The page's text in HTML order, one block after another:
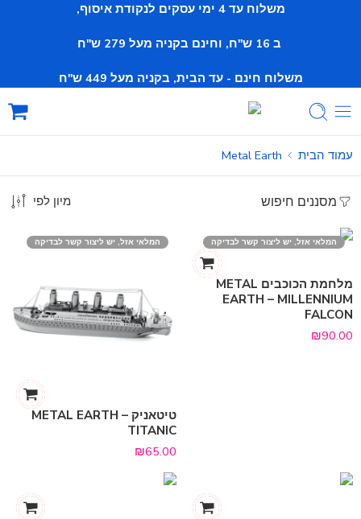
משלוח עד 4 ימי עסקים לנקודת איסוף,
ב 16 ש"ח, וחינם בקניה מעל 279 ש"ח
משלוח חינם - עד הבית, בקניה מעל 449 ש"ח
עמוד הבית Metal Earth
מסננים חיפוש מיון לפי
המלאי אזל, יש ליצור קשר לבדיקה
מלחמת הכוכבים METAL
EARTH – MILLENNIUM
FALCON
₪90.00
המלאי אזל, יש ליצור קשר לבדיקה
טיטאניק METAL EARTH –
TITANIC
₪65.00